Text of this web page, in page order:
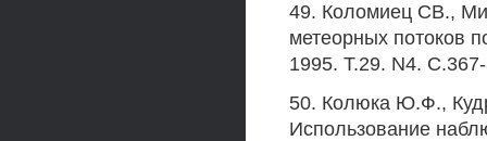
49. Коломиец СВ.,
метеорных потоков
1995. Т.29. N4.
50. Колюка Ю.Ф.,
Использование